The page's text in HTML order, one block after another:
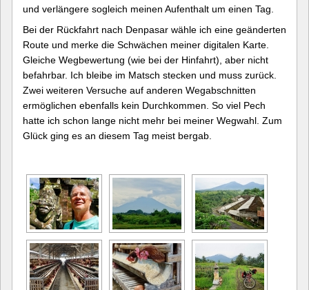
und verlängere sogleich meinen Aufenthalt um einen Tag.
Bei der Rückfahrt nach Denpasar wähle ich eine geänderten
Route und merke die Schwächen meiner digitalen Karte.
Gleiche Wegbewertung (wie bei der Hinfahrt), aber nicht
befahrbar. Ich bleibe im Matsch stecken und muss zurück.
Zwei weiteren Versuche auf anderen Wegabschnitten
ermöglichen ebenfalls kein Durchkommen. So viel Pech
hatte ich schon lange nicht mehr bei meiner Wegwahl. Zum
Glück ging es an diesem Tag meist bergab.